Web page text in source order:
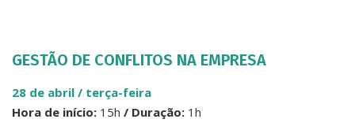
GESTÃO DE CONFLITOS NA EMPRESA
28 de abril / terça-feira
Hora de início: 15h / Duração: 1h